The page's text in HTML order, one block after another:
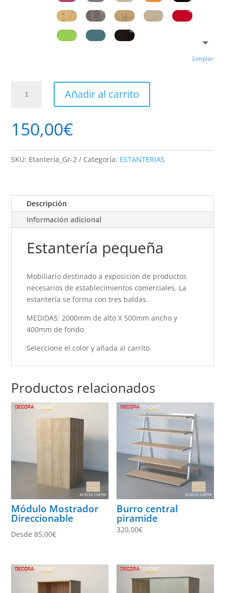
Limpiar
pequeña
Añadir al carrito
150,00€
SKU: Etantería_Gr-2 Categoría: ESTANTERIAS
Descripción
Información adicional
Estantería pequeña
Mobiliario destinado a exposición de productos
necesarios de establecimientos comerciales. La
estantería se forma con tres baldas.
MEDIDAS: 2000mm de alto X 500mm ancho y
400mm de fondo
Seleccione el color y añada al carrito.
Productos relacionados
Módulo Mostrador
Direccionable
Desde85,00€
Burro central
piramide
320,00€